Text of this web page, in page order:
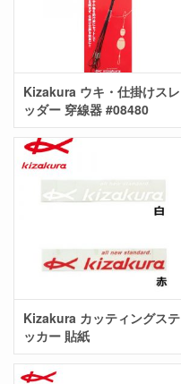
Kizakura ウキ・仕掛けスレ
ッダー 穿線器 #08480
Kizakura カッティングステ
ッカー 貼紙